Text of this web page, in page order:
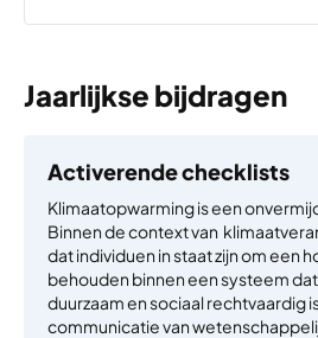
Jaarlijkse bijdragen
Activerende checklists
Klimaatopwarming is een
Binnen de context van
dat individuen in staat zijn om een
behouden binnen een systeem
duurzaam en sociaal rechtvaardig
communicatie van